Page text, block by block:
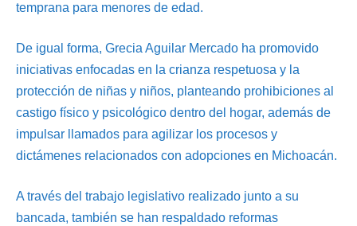
temprana para menores de edad.
De igual forma, Grecia Aguilar Mercado ha promovido
iniciativas enfocadas en la crianza respetuosa y la
protección de niñas y niños, planteando prohibiciones al
castigo físico y psicológico dentro del hogar, además de
impulsar llamados para agilizar los procesos y
dictámenes relacionados con adopciones en Michoacán.
A través del trabajo legislativo realizado junto a su
bancada, también se han respaldado reformas